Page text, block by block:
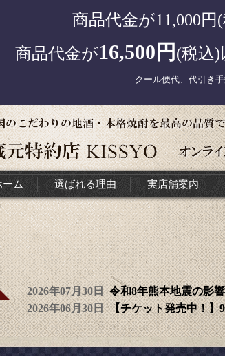
商品代金が11,000円
商品代金が16,500円 (税込)
クール便代、代引き
ーム 選ばれる理由 実店舗案内
2026年07月30日令和8年熊本地震の影
2026年06月30日【チケット発売中！】